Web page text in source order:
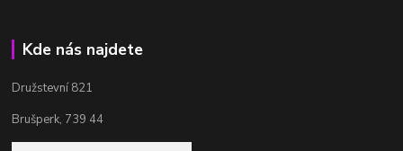
Kde nás najdete
Družstevní 821
Brušperk, 739 44